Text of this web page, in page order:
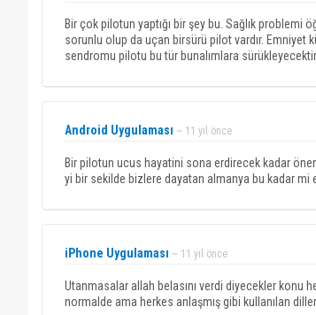
Bir çok pilotun yaptığı bir şey bu. Sağlık
sorunlu olup da uçan birsürü pilot vardır. Emniyet
sendromu pilotu bu tür bunalımlara sürükleyecektir.
Android Uygulaması ~ 11 yıl önce
Bir pilotun ucus hayatini sona erdirecek kadar
yi bir sekilde bizlere dayatan almanya bu kadar mi
iPhone Uygulaması ~ 11 yıl önce
Utanmasalar allah belasını verdi diyecekler konu
normalde ama herkes anlaşmış gibi kullanılan diller